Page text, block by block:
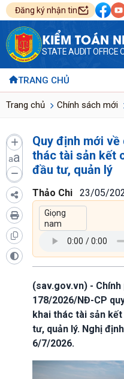
Đăng ký nhận tin
KIỂM TOÁN
STATE AUDIT OFFICE
TRANG CHỦ
Trang chủ Chính sách mới
aa
Quy định mới
thác tài sản kết
đầu tư, quản lý
Thảo Chi 23/05/
(sav.gov.vn) -
178/2026/NĐ-CP
khai thác tài sản
tư, quản lý. Nghị
6/7/2026.